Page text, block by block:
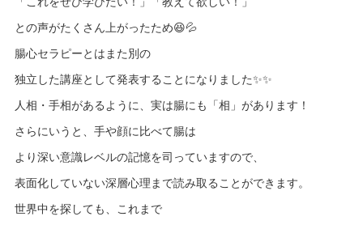
との声がたくさん上がったため😆💦
腸心セラピーとはまた別の
独立した講座として発表することになりました✨✨
人相・手相があるように、実は腸にも「相」があります！
さらにいうと、手や顔に比べて腸は
より深い意識レベルの記憶を司っていますので、
表面化していない深層心理まで読み取ることができます。
世界中を探しても、これまで